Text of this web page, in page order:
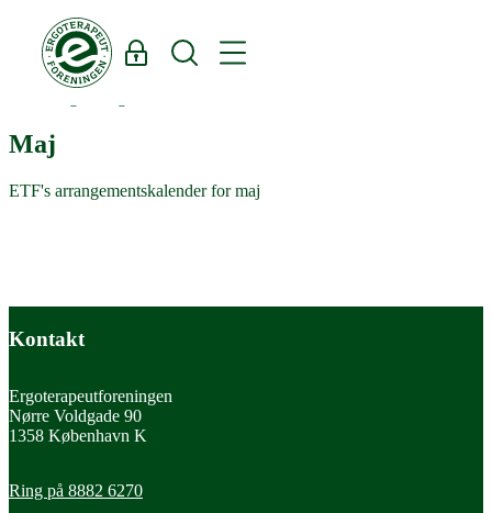
Log ind Søg
Maj
ETF's arrangementskalender for maj
Kontakt
Ergoterapeutforeningen
Nørre Voldgade 90
1358 København K
Ring på 8882 6270